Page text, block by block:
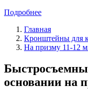
Подробнее
Главная
Кронштейны для
На призму 11-12
основании на